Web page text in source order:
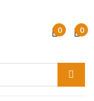
0 0